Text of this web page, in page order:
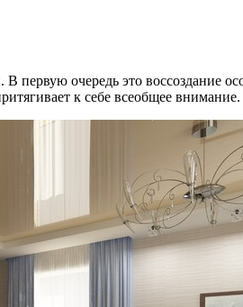
первую очередь это
к себе всеобщее внимание.